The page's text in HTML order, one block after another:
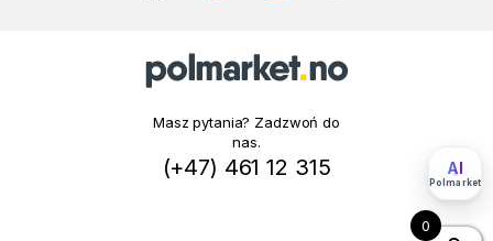
Masz pytania? Zadzwoń do
nas.
(+47) 461 12 315
0
AI
Polmarket